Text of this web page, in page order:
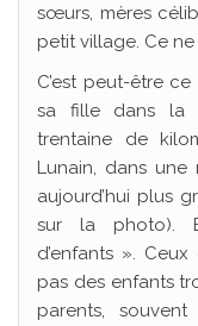
sœurs, mères
petit village. Ce
C’est peut-être
sa fille dans la
trentaine de
Lunain, dans
aujourd’hui plus
sur la photo).
d’enfants ».
pas des enfants
parents,